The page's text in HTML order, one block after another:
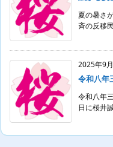
夏の暑さ
斉の反移
2025年9
令和八年
令和八年
日に桜井